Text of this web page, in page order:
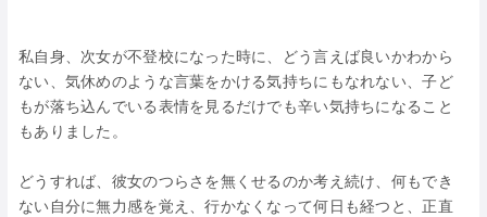
私自身、次女が不登校になった時に、どう言えば良いかわから
ない、気休めのような言葉をかける気持ちにもなれない、子ど
もが落ち込んでいる表情を見るだけでも辛い気持ちになること
もありました。
どうすれば、彼女のつらさを無くせるのか考え続け、何もでき
ない自分に無力感を覚え、行かなくなって何日も経つと、正直